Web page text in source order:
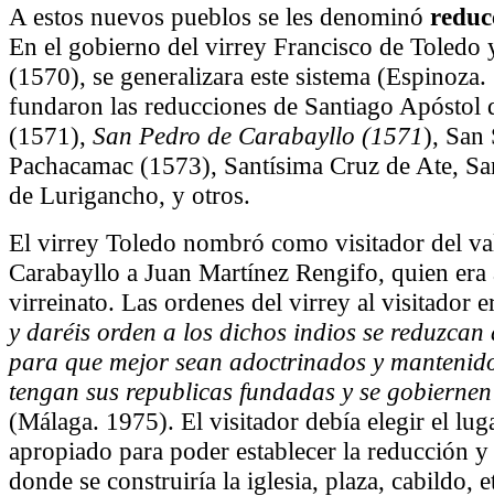
A estos nuevos pueblos se les denominó
En el gobierno del virrey Francisco de Toledo
(1570), se generalizara este sistema
fundaron las reducciones de Santiago Apóstol
(1571), San Pedro de Carabayllo (1571), San
Pachacamac (1573), Santísima Cruz de Ate,
de Lurigancho, y otros.
El virrey Toledo nombró como visitador del
Carabayllo a Juan Martínez Rengifo, quien era
virreinato. Las ordenes del virrey al visitador
y daréis orden a los dichos indios se reduzcan
para que mejor sean adoctrinados y
tengan sus republicas fundadas y se
(Málaga. 1975). El visitador debía elegir el
apropiado para poder establecer la reducción y
donde se construiría la iglesia, plaza, cabildo,